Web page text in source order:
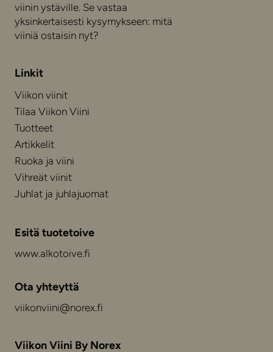
viinin ystäville. Se vastaa
yksinkertaisesti kysymykseen: mitä
viiniä ostaisin nyt?
Linkit
Viikon viinit
Tilaa Viikon Viini
Tuotteet
Artikkelit
Ruoka ja viini
Vihreät viinit
Juhlat ja juhlajuomat
Esitä tuotetoive
www.alkotoive.fi
Ota yhteyttä
viikonviini@norex.fi
Viikon Viini By Norex